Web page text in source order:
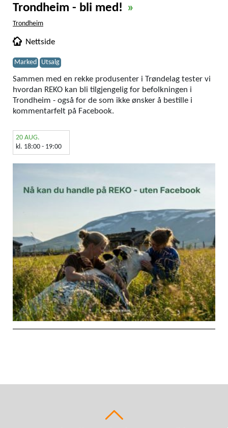
Trondheim - bli med! »
Trondheim
Nettside
Marked Utsalg
Sammen med en rekke produsenter i Trøndelag tester vi
hvordan REKO kan bli tilgjengelig for befolkningen i
Trondheim - også for de som ikke ønsker å bestille i
kommentarfelt på Facebook.
20 AUG.
kl. 18:00 - 19:00